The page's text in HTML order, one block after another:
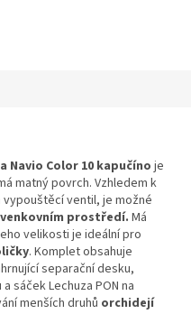
Navio Color 10 kapučíno je
matný povrch. Vzhledem k
ventil, je možné
prostředí. Má
velikosti je ideální pro
. Komplet obsahuje
separační desku,
sáček Lechuza PON na
menších druhů orchidejí